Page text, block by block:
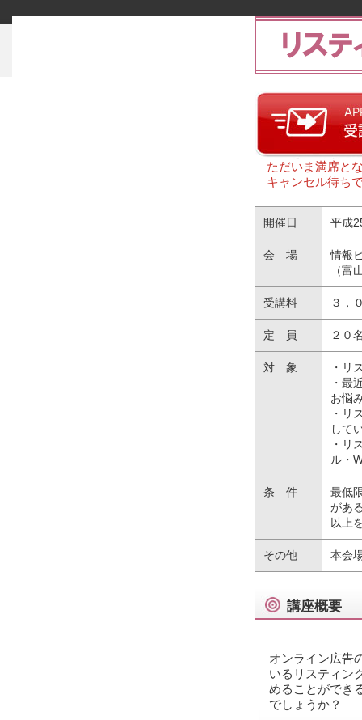
ただいま満席と
キャンセル待ち
開催日 平成
会 場
情報
（
受講料 ３，
定 員 ２０
対 象
・リ
・最
お悩
・リ
して
・リ
ル・
条 件
最低
があ
以上
その他 本会
講座概要
オンライン広告
いるリスティン
めることができ
でしょうか？